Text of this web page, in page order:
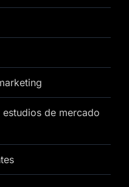
de mercado